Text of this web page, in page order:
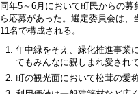
同年5～6月において町民からの募
ら応募があった。選定委員会は、
11名で構成される。
年中緑をそえ、緑化推進事業
てもみんなに親しまれ愛されて
町の観光面において松茸の愛